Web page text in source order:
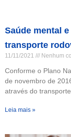
Saúde mental
transporte
11/11/2021 Nenhum
Conforme o Plano
de novembro de
através do
Leia mais »